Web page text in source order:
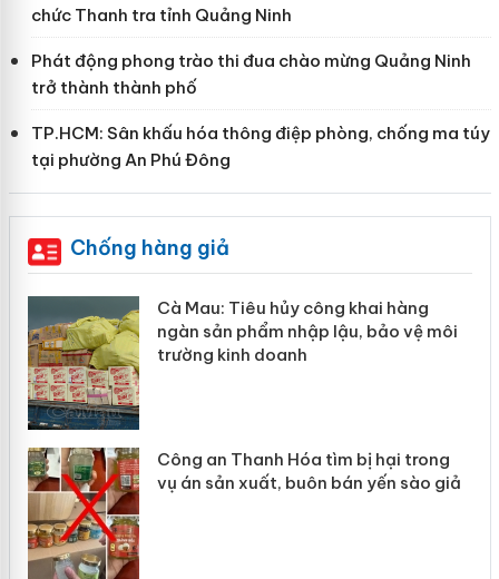
chức Thanh tra tỉnh Quảng Ninh
Phát động phong trào thi đua chào mừng Quảng Ninh
trở thành thành phố
TP.HCM: Sân khấu hóa thông điệp phòng, chống ma túy
tại phường An Phú Đông
Chống hàng giả
Cà Mau: Tiêu hủy công khai hàng
ngàn sản phẩm nhập lậu, bảo vệ môi
trường kinh doanh
Công an Thanh Hóa tìm bị hại trong
vụ án sản xuất, buôn bán yến sào giả